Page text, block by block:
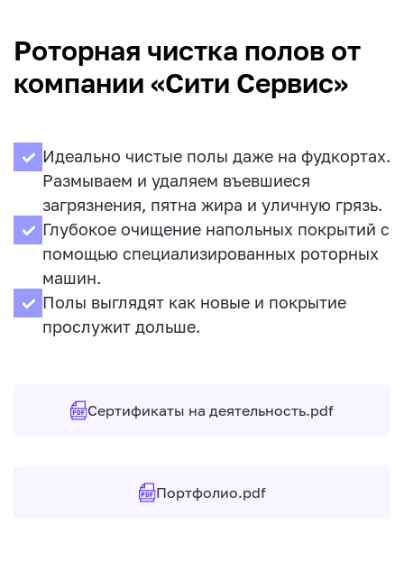
Роторная чистка полов от
компании «Сити Сервис»
Идеально чистые полы даже на фудкортах.
Размываем и удаляем въевшиеся
загрязнения, пятна жира и уличную грязь.
Глубокое очищение напольных покрытий с
помощью специализированных роторных
машин.
Полы выглядят как новые и покрытие
прослужит дольше.
Сертификаты на деятельность.pdf
Портфолио.pdf